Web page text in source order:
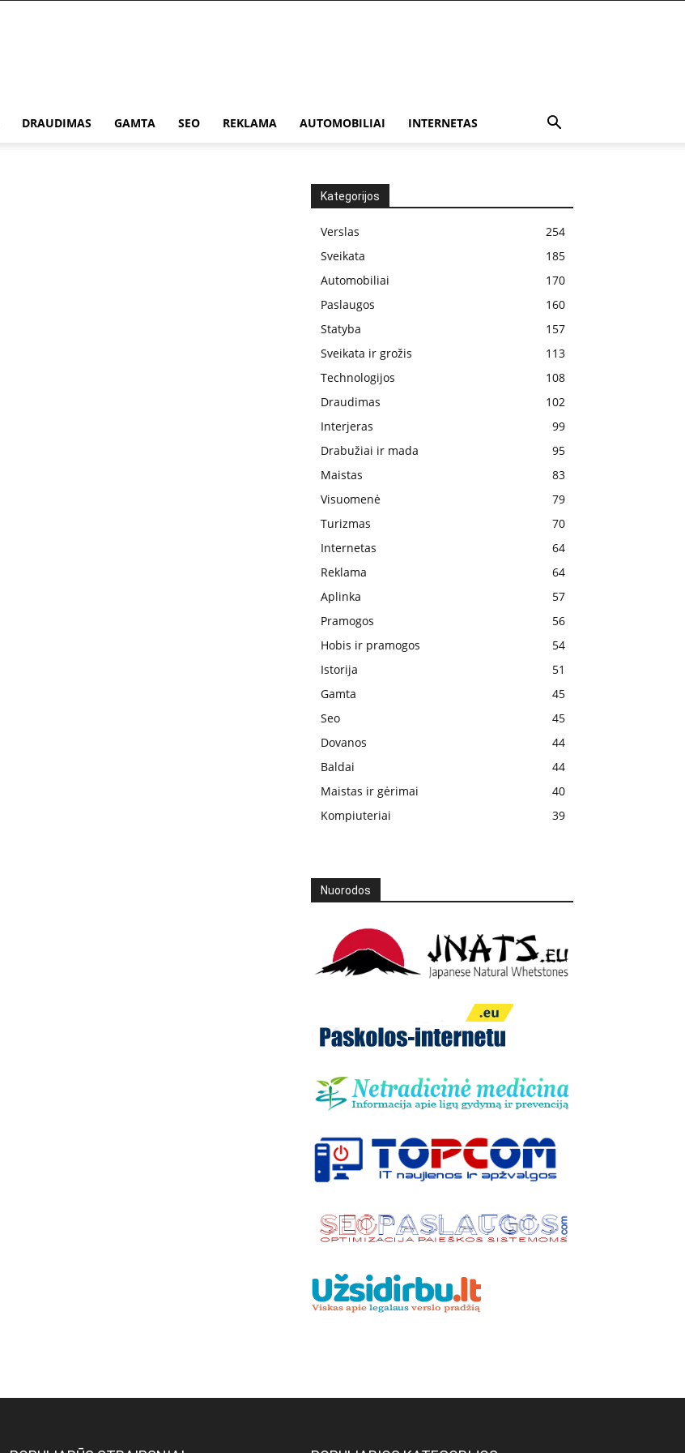
DRAUDIMAS GAMTA SEO REKLAMA AUTOMOBILIAI INTERNETAS
Kategorijos
Verslas
254
Sveikata
185
Automobiliai
170
Paslaugos
160
Statyba
157
Sveikata ir grožis
113
Technologijos
108
Draudimas
102
Interjeras
99
Drabužiai ir mada
95
Maistas
83
Visuomenė
79
Turizmas
70
Internetas
64
Reklama
64
Aplinka
57
Pramogos
56
Hobis ir pramogos
54
Istorija
51
Gamta
45
Seo
45
Dovanos
44
Baldai
44
Maistas ir gėrimai
40
Kompiuteriai
39
Nuorodos